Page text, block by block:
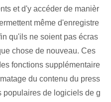
et d'y accéder de manièr
même d'enregistre
qu'ils ne soient pas écras
chose de nouveau. Ces
fonctions supplémentaire
du contenu du press
populaires de logiciels de g